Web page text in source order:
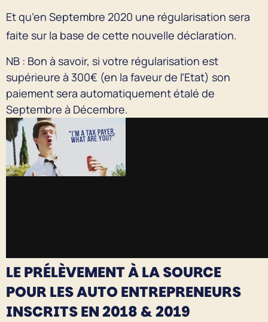
Et qu’en Septembre 2020 une régularisation sera
faite sur la base de cette nouvelle déclaration.
NB : Bon à savoir, si votre régularisation est
supérieure à 300€ (en la faveur de l’Etat) son
paiement sera automatiquement étalé de
Septembre à Décembre.
LE PRÉLÈVEMENT À LA SOURCE
POUR LES AUTO ENTREPRENEURS
INSCRITS EN 2018 & 2019